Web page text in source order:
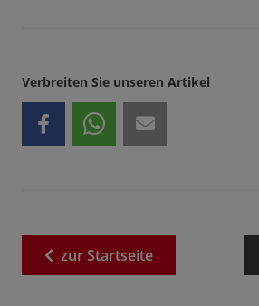
Verbreiten Sie unseren Artikel
zurStartseite